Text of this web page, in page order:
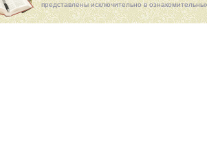
представлены исключительно в